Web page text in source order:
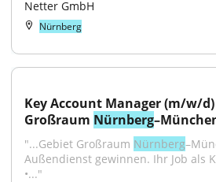
Netter GmbH
Nürnberg
Key Account Manager (m/w/d)
Großraum Nürnberg
"...Gebiet Großraum Nürnberg
Außendienst gewinnen. Ihr Job als
•..."